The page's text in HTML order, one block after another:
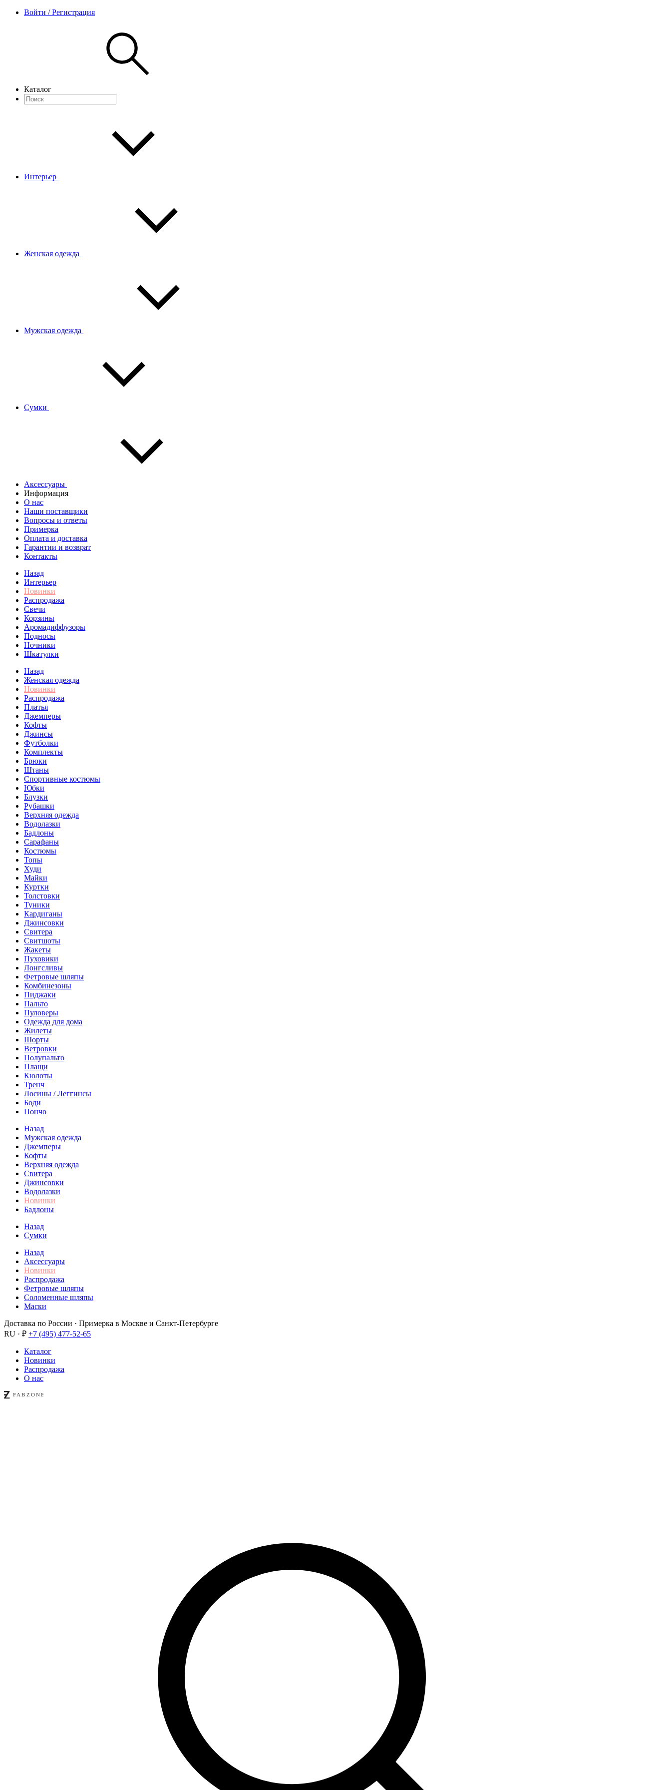
Войти / Регистрация
Каталог
Интерьер
Женская одежда
Мужская одежда
Сумки
Аксессуары
Информация
О нас
Наши поставщики
Вопросы и ответы
Примерка
Оплата и доставка
Гарантии и возврат
Контакты
Назад
Интерьер
Новинки
Распродажа
Свечи
Корзины
Аромадиффузоры
Подносы
Ночники
Шкатулки
Назад
Женская одежда
Новинки
Распродажа
Платья
Джемперы
Кофты
Джинсы
Футболки
Комплекты
Брюки
Штаны
Спортивные костюмы
Юбки
Блузки
Рубашки
Верхняя одежда
Водолазки
Бадлоны
Сарафаны
Костюмы
Топы
Худи
Майки
Куртки
Толстовки
Туники
Кардиганы
Джинсовки
Свитера
Свитшоты
Жакеты
Пуховики
Лонгсливы
Фетровые шляпы
Комбинезоны
Пиджаки
Пальто
Пуловеры
Одежда для дома
Жилеты
Шорты
Ветровки
Полупальто
Плащи
Кюлоты
Тренч
Лосины / Леггинсы
Боди
Пончо
Назад
Мужская одежда
Джемперы
Кофты
Верхняя одежда
Свитера
Джинсовки
Водолазки
Новинки
Бадлоны
Назад
Сумки
Назад
Аксессуары
Новинки
Распродажа
Фетровые шляпы
Соломенные шляпы
Маски
Доставка по России · Примерка в Москве и Санкт-Петербурге
RU · ₽ +7 (495) 477-52-65
Каталог
Новинки
Распродажа
О нас